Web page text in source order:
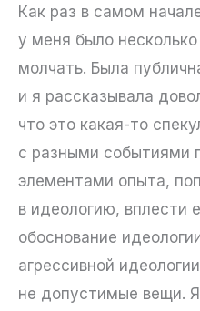
Как раз в самом
у меня было
молчать. Была
и я рассказывала
что это какая-то
с разными событиями
элементами опыта,
в идеологию, вплести
обоснование
агрессивной
не допустимые вещи. Я